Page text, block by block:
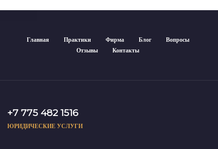
Главная Практики Фирма Блог
Вопросы
Отзывы
Контакты
+7 775 482 1516
ЮРИДИЧЕСКИЕ УСЛУГИ